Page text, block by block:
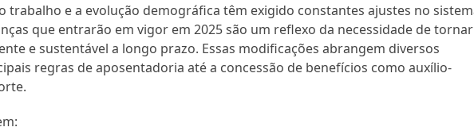
trabalho e a evolução demográfica têm exigido constantes ajustes no
que entrarão em vigor em 2025 são um reflexo da necessidade de
e sustentável a longo prazo. Essas modificações abrangem diversos
regras de aposentadoria até a concessão de benefícios como auxílio-